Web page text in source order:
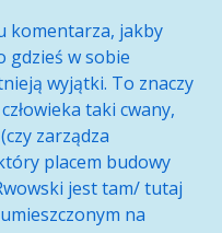
komentarza, jakby
gdzieś w sobie
wyjątki. To znaczy
taki cwany,
zarządza
placem budowy
jest tam/ tutaj
na